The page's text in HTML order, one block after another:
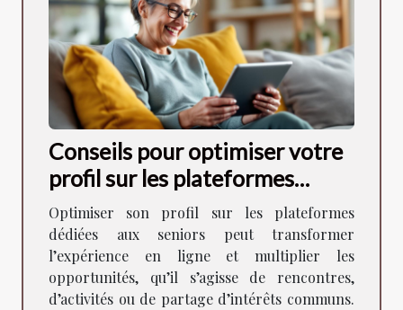
Conseils pour optimiser votre
profil sur les plateformes
dédiées aux seniors
Optimiser son profil sur les plateformes
dédiées aux seniors peut transformer
l’expérience en ligne et multiplier les
opportunités, qu’il s’agisse de rencontres,
d’activités ou de partage d’intérêts communs.